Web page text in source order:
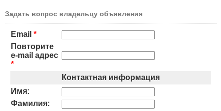
Задать вопрос владельцу объявления
Email *
Повторите
e-mail адрес
*
Контактная информация
Имя:
Фамилия: